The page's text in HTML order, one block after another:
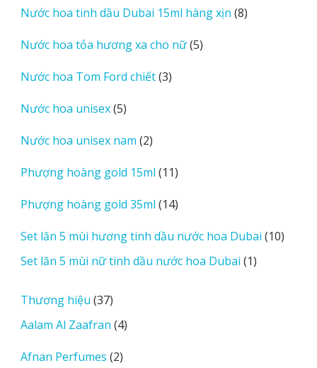
phẩm
Nước hoa tinh dầu Dubai 15ml hàng xịn 88
Nước hoa tỏa hương xa cho nữ 55
Nước hoa Tom Ford chiết 33
Nước hoa unisex 55
phẩm
Nước hoa unisex nam 22
phẩm
Phượng hoàng gold 15ml 1111
phẩm
Phượng hoàng gold 35ml 1414
phẩm
Set lăn 5 mùi hương tinh dầu nước hoa Dubai 1010
Set lăn 5 mùi nữ tinh dầu nước hoa Dubai 11
Thương hiệu 3737
sản
phẩm
Aalam Al Zaafran 44
Afnan Perfumes 22